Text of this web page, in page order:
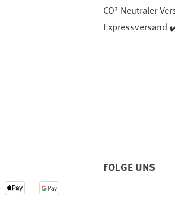
CO² Neutraler
Expressversand
FOLGE UNS